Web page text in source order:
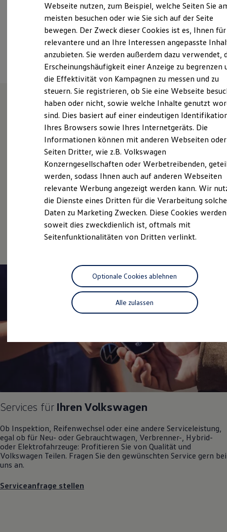
Laden
Laden unterwegs
Laden Zuhause
Ladestationen finden
Ladezeitensimulator
Batterie
Sicherheit
Garantie und Lebensdauer
Nachhaltigkeit
Technologie
Kosten und Kauf
Verbrauchskosten
Kaufoptionen
E-Auto-Förderung
Software und Konnektivität
ID. Software Versionen und Updates
Digitale Extras
Schnittstellen zu Ihrem ID.
Hybridautos
Marke und Erlebnis
Volkswagen R und R Experience
R-Modelle
Driving Experience
Volkswagen entdecken
Lifestyle Shop
T-Roc Kollektion
Golf Kollektion
ID. Kollektion
Volkswagen Kollektion
R-Kollektion
#wedriveproud
Besitzer und Service
myVolkswagen
Inspektion und HU/AU
Reparaturen und Checks
Motorenöl und Flüssigkeiten
Pannen- und Unfallhilfe
Economy Service
Volkswagen Teile
Zubehör
Transport
Entertainment und Elektronik
Ansprechpartner
Unsere Leistungenim
Überblick
Gebrauchtwagen
Service
Volkswagen Economy
Service
Volkswagen FleetService
Services für Ihren Volkswagen
Ob Inspektion, Reifenwechsel oder eine andere Serviceleistung,
egal ob für Neu- oder Gebrauchtwagen , Verbrenner-, Hybrid-
oder Elektrofahrzeuge: Profitieren Sie von Qualität und
Volkswagen Teilen. Fragen Sie den gewünschten Service gern bei
uns an.
Serviceanfrage stellen
Webseite nutzen, zum Beispiel, welche Seiten Sie
meisten besuchen oder wie Sie sich auf der Seite
bewegen. Der Zweck dieser Cookies ist es, Ihnen für
relevantere und an Ihre Interessen angepasste
anzubieten. Sie werden außerdem dazu verwendet,
Erscheinungshäufigkeit einer Anzeige zu begrenzen
die Effektivität von Kampagnen zu messen und zu
steuern. Sie registrieren, ob Sie eine Webseite
haben oder nicht, sowie welche Inhalte genutzt
sind. Dies basiert auf einer eindeutigen
Ihres Browsers sowie Ihres Internetgeräts. Die
Informationen können mit anderen Webseiten oder
Seiten Dritter, wie z.B. Volkswagen
Konzerngesellschaften oder Werbetreibenden,
werden, sodass Ihnen auch auf anderen Webseiten
relevante Werbung angezeigt werden kann. Wir
die Dienste eines Dritten für die Verarbeitung
Daten zu Marketing Zwecken. Diese Cookies
soweit dies zweckdienlich ist, oftmals mit
Seitenfunktionalitäten von Dritten verlinkt.
Alle zulassen
Optionale Cookies ablehnen